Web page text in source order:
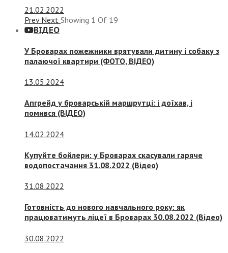
21.02.2022
Prev Next Showing 1 Of 19
ВІДЕО
У Броварах пожежники врятували дитину і собаку з
палаючої квартири (ФОТО, ВІДЕО)
13.05.2024
Апгрейд у броварській маршрутці: і доїхав, і
помився (ВІДЕО)
14.02.2024
Купуйте бойлери: у Броварах скасували гаряче
водопостачання 31.08.2022 (Відео)
31.08.2022
Готовність до нового навчального року: як
працюватимуть ліцеї в Броварах 30.08.2022 (Відео)
30.08.2022